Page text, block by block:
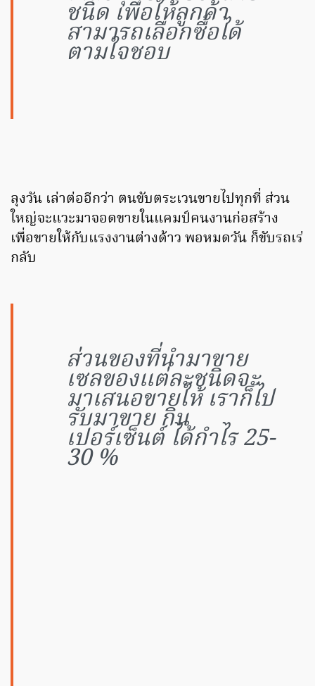
ชนิด เพื่อให้ลูกค้า
สามารถเลือกซื้อได้
ตามใจชอบ
ลุงวัน เล่าต่ออีกว่า ตนขับตระเวนขายไปทุกที่ ส่วน
ใหญ่จะแวะมาจอดขายในแคมป์คนงานก่อสร้าง
เพื่อขายให้กับแรงงานต่างด้าว พอหมดวัน ก็ขับรถเร่
กลับ
ส่วนของที่นำมาขาย
เซลของแต่ละชนิดจะ
มาเสนอขายให้ เราก็ไป
รับมาขาย กิน
เปอร์เซ็นต์ ได้กำไร 25-
30 %